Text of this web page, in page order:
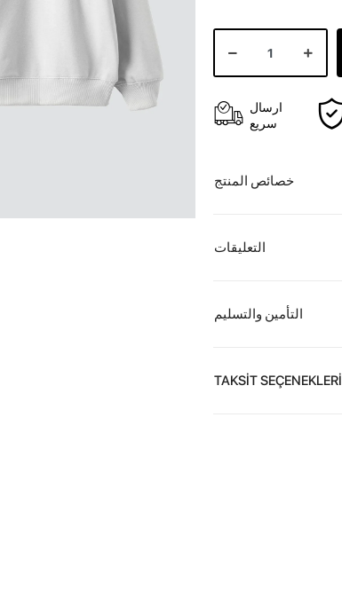
ارسال
سريع
خصائص المنتج
التعليقات
التأمين والتسليم
TAKSİT SEÇENEKLERİ